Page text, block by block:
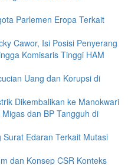
Parlemen Eropa Terkait
Cawor, Isi Posisi Penyerang
Komisaris Tinggi HAM
Uang dan Korupsi di
Dikembalikan ke Manokwari
dan BP Tangguh di
Edaran Terkait Mutasi
dan Konsep CSR Konteks